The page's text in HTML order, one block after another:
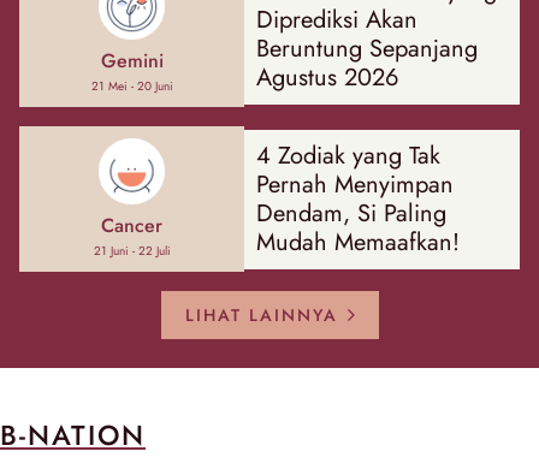
Gemini
21 Mei - 20 Juni
Diprediksi Akan
Beruntung Sepanjang
Agustus 2026
Cancer
21 Juni - 22 Juli
4 Zodiak yang Tak
Pernah Menyimpan
Dendam, Si Paling
Mudah Memaafkan!
LIHAT LAINNYA
B-NATION